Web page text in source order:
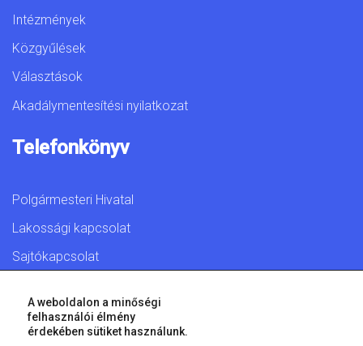
Intézmények
Közgyűlések
Választások
Akadálymentesítési nyilatkozat
Telefonkönyv
Polgármesteri Hivatal
Lakossági kapcsolat
Sajtókapcsolat
© 2026 Győr Megyei Jogú Város • Minden jog fenntartva!
A weboldalon a minőségi
felhasználói élmény
érdekében sütiket használunk.